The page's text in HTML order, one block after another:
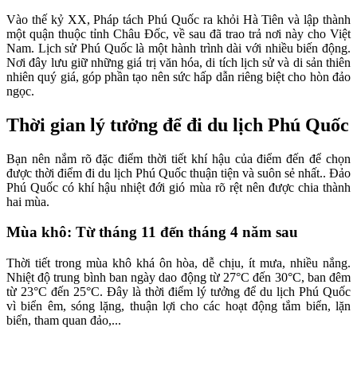
Vào thế kỷ XX, Pháp tách Phú Quốc ra khỏi Hà Tiên và lập thành
một quận thuộc tỉnh Châu Đốc, về sau đã trao trả nơi này cho Việt
Nam. Lịch sử Phú Quốc là một hành trình dài với nhiều biến động.
Nơi đây lưu giữ những giá trị văn hóa, di tích lịch sử và di sản thiên
nhiên quý giá, góp phần tạo nên sức hấp dẫn riêng biệt cho hòn đảo
ngọc.
Thời gian lý tưởng để đi du lịch Phú Quốc
Bạn nên nắm rõ đặc điểm thời tiết khí hậu của điểm đến để chọn
được thời điểm đi du lịch Phú Quốc thuận tiện và suôn sẻ nhất.. Đảo
Phú Quốc có khí hậu nhiệt đới gió mùa rõ rệt nên được chia thành
hai mùa.
Mùa khô: Từ tháng 11 đến tháng 4 năm sau
Thời tiết trong mùa khô khá ôn hòa, dễ chịu, ít mưa, nhiều nắng.
Nhiệt độ trung bình ban ngày dao động từ 27°C đến 30°C, ban đêm
từ 23°C đến 25°C. Đây là thời điểm lý tưởng để du lịch Phú Quốc
vì biển êm, sóng lặng, thuận lợi cho các hoạt động tắm biển, lặn
biển, tham quan đảo,...